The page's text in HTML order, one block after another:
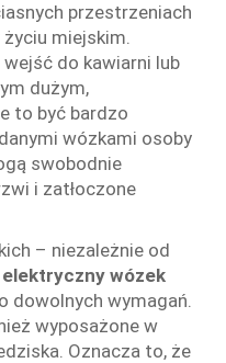
przestrzeniach
miejskim.
do kawiarni lub
dużym,
to być bardzo
wózkami osoby
swobodnie
i zatłoczone
– niezależnie od
elektryczny wózek
dowolnych wymagań.
wyposażone w
Oznacza to, że